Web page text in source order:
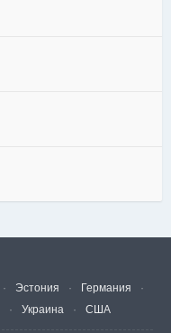
Эстония
Германия
Украина США